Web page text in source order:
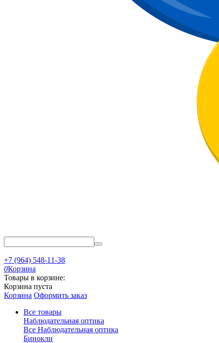
+7 (964) 548-11-38
0Корзина
Товары в корзине:
Корзина пуста
Корзина Оформить заказ
Все товары
Наблюдательная оптика
Все Наблюдательная оптика
Бинокли